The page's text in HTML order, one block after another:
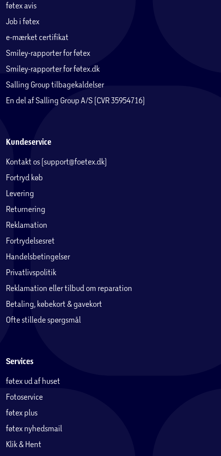
føtex avis
Job i føtex
e-mærket certifikat
Smiley-rapporter for føtex
Smiley-rapporter for føtex.dk
Salling Group tilbagekaldelser
En del af Salling Group A/S (CVR 35954716)
Kundeservice
Kontakt os (support@foetex.dk)
Fortryd køb
Levering
Returnering
Reklamation
Fortrydelsesret
Handelsbetingelser
Privatlivspolitik
Reklamation eller tilbud om reparation
Betaling, købekort & gavekort
Ofte stillede spørgsmål
Services
føtex ud af huset
Fotoservice
føtex plus
føtex nyhedsmail
Klik & Hent